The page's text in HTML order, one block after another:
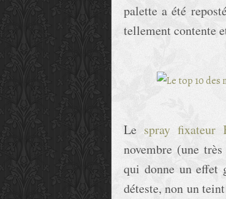
palette a été
tellement contente
Le spray fixateur
novembre (une
qui donne un effet
déteste, non un